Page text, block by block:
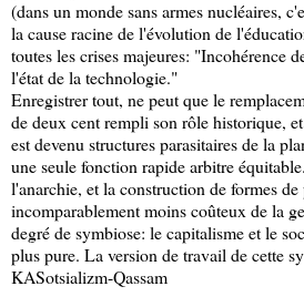
(dans un monde sans armes nucléaires,
la cause racine de l'évolution de
toutes les crises majeures: "Incohérence
l'état de la technologie."
Enregistrer tout, ne peut que le
de deux cent rempli son rôle historique,
est devenu structures parasitaires de la
une seule fonction rapide arbitre
l'anarchie, et la construction de formes
incomparablement moins coûteux de la
degré de symbiose: le capitalisme et le
plus pure. La version de travail de cette
KASotsializm-Qassam